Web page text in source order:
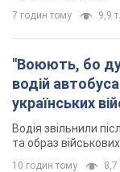
7 годин тому 9,9 т.
"Воюють, бо
водій
українських
Відео
Водія звільнили
та образ військових
10 годин тому 8,7